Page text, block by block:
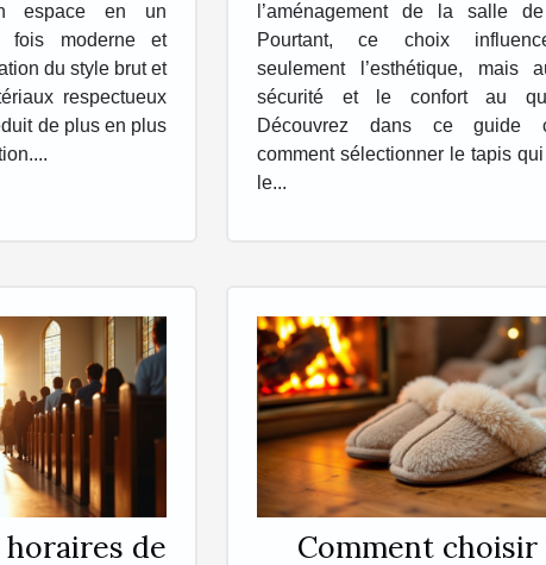
espace en un
fois moderne et
du style brut et
respectueux
de plus en plus
l’aménagement de la salle
Pourtant, ce choix
seulement l’esthétique, mais
sécurité et le confort au
Découvrez dans ce guide
comment sélectionner le tapis
le...
de
Comment choisir